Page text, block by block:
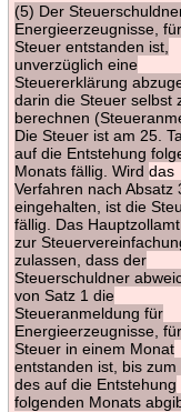
(5) Der
Energieerzeugnisse,
Steuer entstanden ist,
unverzüglich eine
Steuererklärung
darin die Steuer selbst
berechnen
Die Steuer ist am 25.
auf die Entstehung
Monats fällig. Wird das
Verfahren nach Absatz
eingehalten, ist die
fällig. Das
zur
zulassen, dass der
Steuerschuldner
von Satz 1 die
Steueranmeldung für
Energieerzeugnisse,
Steuer in einem Monat
entstanden ist, bis zum
des auf die Entstehung
folgenden Monats